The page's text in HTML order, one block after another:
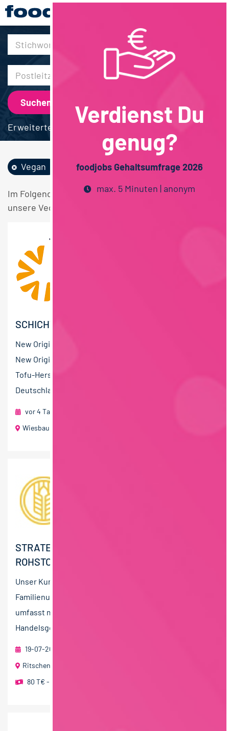
30km
Erweiterte Suche
Vegan Schulabschluss Vollzeit
Im Folgenden finden Sie einen Überblick über alle
unsere Vegan Schulabschluss Vollzeit Stellen.
SCHICHTLEITER:IN (M/W/D)
New Originals Wiesbaum GmbH – ist ein Teil von The
New Originals Company, dem führenden europäischen
Tofu-Hersteller mit Produktionsstandorten in
Deutschland,...
vor 4 Tagen
Wiesbaum (Eifel)
STRATEGISCHER EINKÄUFER (M/W/D)
ROHSTOFFE
Unser Kunde ist ein erfolgreiches, international tätiges
Familienunternehmen. Die Unternehmensgruppe
umfasst mehrere Produktions- und
Handelsgesellschaften und ist auf...
19-07-2026
Ritschenhausen
80 T€ - 100 T€ pro Jahr
Verdienst Du
genug?
foodjobs Gehaltsumfrage 2026
max. 5 Minuten | anonym